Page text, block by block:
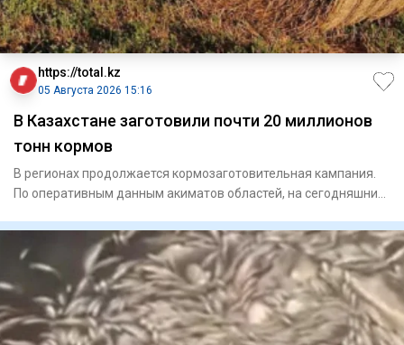
https://total.kz
05 Августа 2026 15:16
В Казахстане заготовили почти 20 миллионов
тонн кормов
В регионах продолжается кормозаготовительная кампания.
По оперативным данным акиматов областей, на сегодняшний